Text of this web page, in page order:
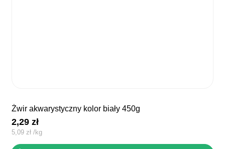
żwir akwarystyczny kolor biały 450g
2,29zł
5,09zł /kg